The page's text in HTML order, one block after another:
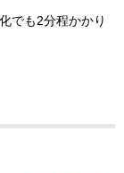
でも2分程かかり